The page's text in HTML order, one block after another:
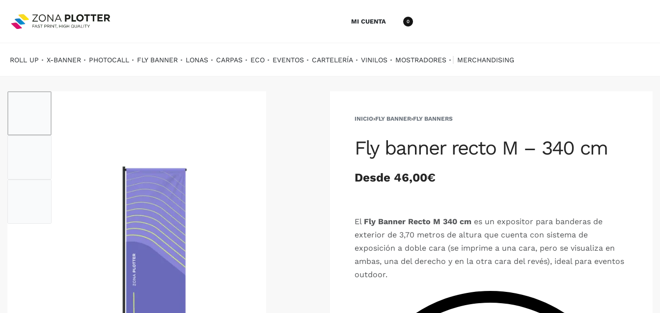
MI CUENTA 0
ROLL UP X-BANNER PHOTOCALL FLY BANNER LONAS CARPAS ECO EVENTOS CARTELERÍA VINILOS MOSTRADORES MERCHANDISING
INICIO›FLY BANNER›FLY BANNERS
Fly banner recto M – 340 cm
Desde 46,00€
El Fly Banner Recto M 340 cm es un expositor para banderas de
exterior de 3,70 metros de altura que cuenta con sistema de
exposición a doble cara (se imprime a una cara, pero se visualiza en
ambas, una del derecho y en la otra cara del revés), ideal para eventos
outdoor.